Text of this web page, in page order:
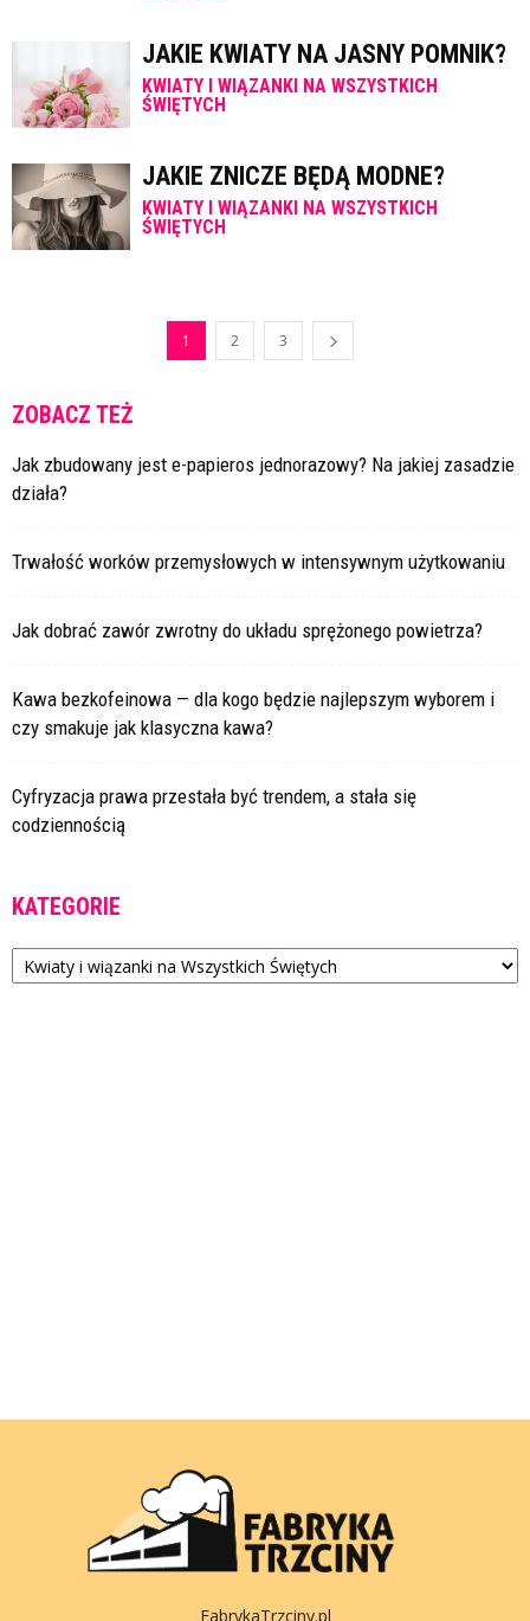
JAKIE KWIATY NA JASNY POMNIK?
KWIATY I WIĄZANKI NA WSZYSTKICH
ŚWIĘTYCH
JAKIE ZNICZE BĘDĄ MODNE?
KWIATY I WIĄZANKI NA WSZYSTKICH
ŚWIĘTYCH
1 2 3
ZOBACZ TEŻ
Jak zbudowany jest e-papieros jednorazowy? Na jakiej zasadzie
działa?
Trwałość worków przemysłowych w intensywnym użytkowaniu
Jak dobrać zawór zwrotny do układu sprężonego powietrza?
Kawa bezkofeinowa — dla kogo będzie najlepszym wyborem i
czy smakuje jak klasyczna kawa?
Cyfryzacja prawa przestała być trendem, a stała się
codziennością
KATEGORIE
Kategorie
FabrykaTrzciny.pl